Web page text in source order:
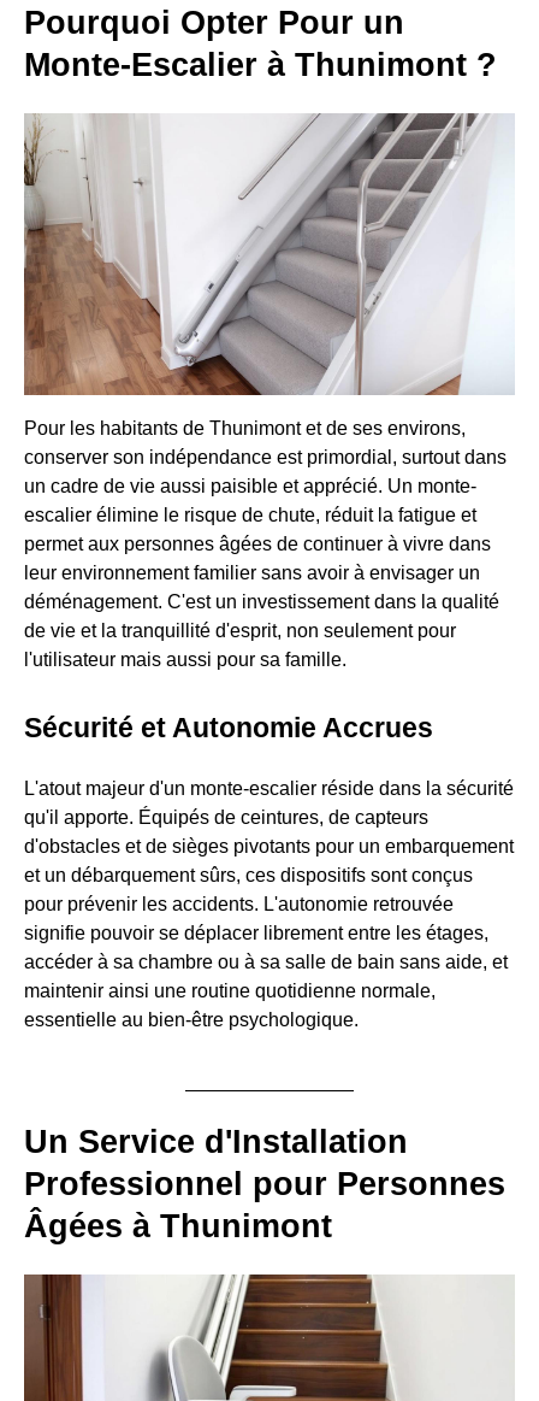
Pourquoi Opter Pour un
Monte-Escalier à Thunimont ?
Pour les habitants de Thunimont et de ses environs,
conserver son indépendance est primordial, surtout dans
un cadre de vie aussi paisible et apprécié. Un monte-
escalier élimine le risque de chute, réduit la fatigue et
permet aux personnes âgées de continuer à vivre dans
leur environnement familier sans avoir à envisager un
déménagement. C'est un investissement dans la qualité
de vie et la tranquillité d'esprit, non seulement pour
l'utilisateur mais aussi pour sa famille.
Sécurité et Autonomie Accrues
L'atout majeur d'un monte-escalier réside dans la sécurité
qu'il apporte. Équipés de ceintures, de capteurs
d'obstacles et de sièges pivotants pour un embarquement
et un débarquement sûrs, ces dispositifs sont conçus
pour prévenir les accidents. L'autonomie retrouvée
signifie pouvoir se déplacer librement entre les étages,
accéder à sa chambre ou à sa salle de bain sans aide, et
maintenir ainsi une routine quotidienne normale,
essentielle au bien-être psychologique.
Un Service d'Installation
Professionnel pour Personnes
Âgées à Thunimont